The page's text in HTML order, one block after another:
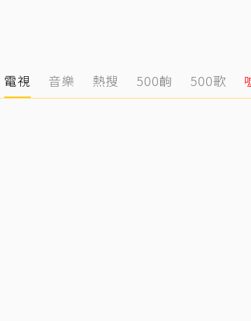
電視 音樂 熱搜 500齣 500歌